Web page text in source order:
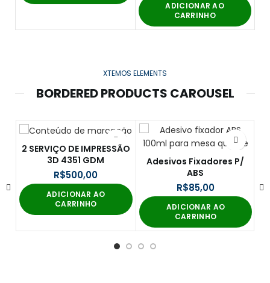
ADICIONAR AO
CARRINHO
XTEMOS ELEMENTS
BORDERED PRODUCTS CAROUSEL
2 SERVIÇO DE IMPRESSÃO
3D 4351 GDM
R$
ADICIONAR AO
CARRINHO
Adesivos Fixadores P/
ABS
R$
ADICIONAR AO
CARRINHO